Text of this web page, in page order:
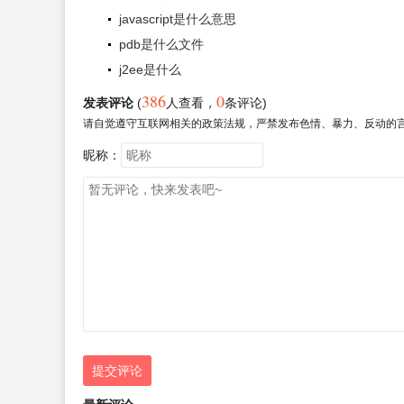
javascript是什么意思
pdb是什么文件
j2ee是什么
发表评论 (386人查看 ， 0条评论)
请自觉遵守互联网相关的政策法规，严禁发布色情、暴力、反动的
昵称：
提交评论